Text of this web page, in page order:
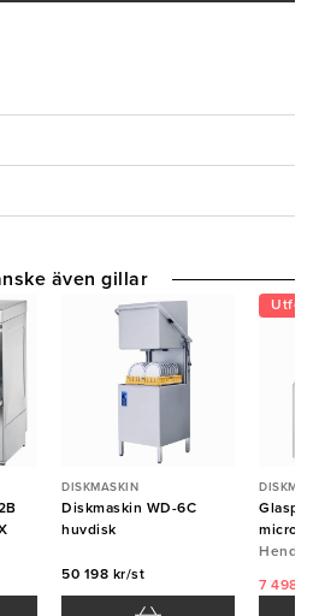
DISKMASKIN
Diskmaskin WD-6C
huvdisk
50 198 kr/st
HENDI
Hendi
7 498
även gillar